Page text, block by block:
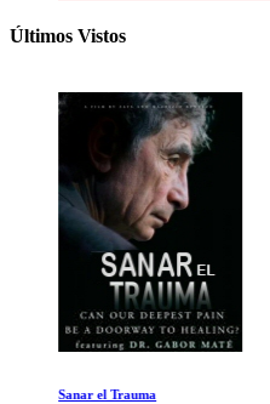
Últimos Vistos
Sanar el Trauma